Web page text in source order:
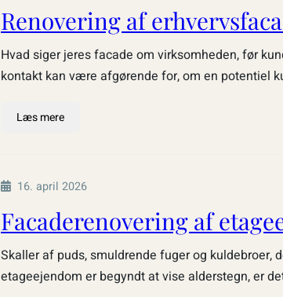
Renovering af
Hvad siger jeres facade om virksomheden, før
kontakt kan være afgørende for, om en potentiel
Læs mere
16. april 2026
Facaderenovering af
Skaller af puds, smuldrende fuger og kuldebroer,
etageejendom er begyndt at vise alderstegn, er